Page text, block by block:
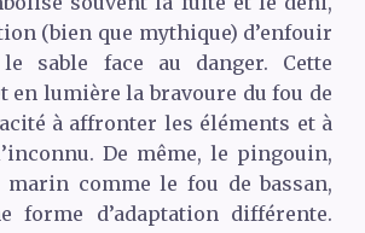
(bien que mythique) d’enfouir
sable face au danger. Cette
en lumière la bravoure du fou de
à affronter les éléments et à
De même, le pingouin,
marin comme le fou de bassan,
forme d’adaptation différente.